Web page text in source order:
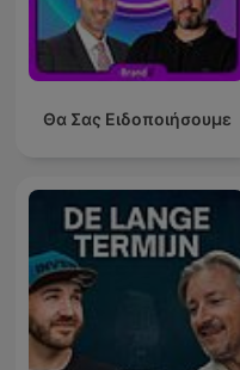
Θα Σας Ειδοποιήσουμε